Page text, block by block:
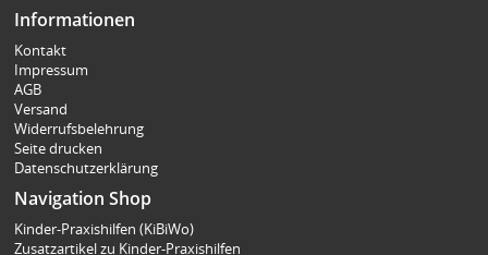
Informationen
Kontakt
Impressum
AGB
Versand
Widerrufsbelehrung
Seite drucken
Datenschutzerklärung
Navigation Shop
Kinder-Praxishilfen (KiBiWo)
Zusatzartikel zu Kinder-Praxishilfen